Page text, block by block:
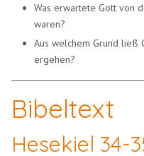
Was erwartete Gott von
waren?
Aus welchem Grund ließ
ergehen?
Bibeltext
Hesekiel 34-